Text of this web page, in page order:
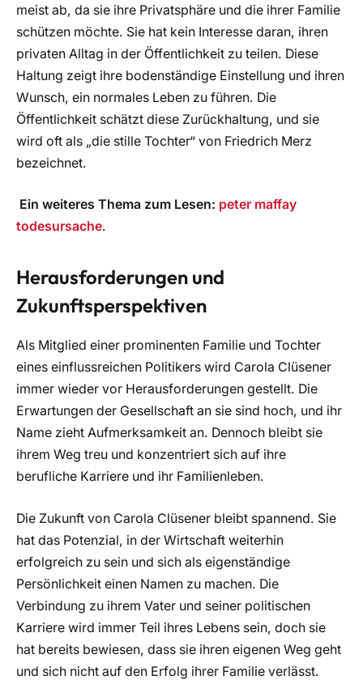
meist ab, da sie ihre Privatsphäre und die ihrer Familie
schützen möchte. Sie hat kein Interesse daran, ihren
privaten Alltag in der Öffentlichkeit zu teilen. Diese
Haltung zeigt ihre bodenständige Einstellung und ihren
Wunsch, ein normales Leben zu führen. Die
Öffentlichkeit schätzt diese Zurückhaltung, und sie
wird oft als „die stille Tochter“ von Friedrich Merz
bezeichnet.
Ein weiteres Thema zum Lesen: peter maffay
todesursache.
Herausforderungen und
Zukunftsperspektiven
Als Mitglied einer prominenten Familie und Tochter
eines einflussreichen Politikers wird Carola Clüsener
immer wieder vor Herausforderungen gestellt. Die
Erwartungen der Gesellschaft an sie sind hoch, und ihr
Name zieht Aufmerksamkeit an. Dennoch bleibt sie
ihrem Weg treu und konzentriert sich auf ihre
berufliche Karriere und ihr Familienleben.
Die Zukunft von Carola Clüsener bleibt spannend. Sie
hat das Potenzial, in der Wirtschaft weiterhin
erfolgreich zu sein und sich als eigenständige
Persönlichkeit einen Namen zu machen. Die
Verbindung zu ihrem Vater und seiner politischen
Karriere wird immer Teil ihres Lebens sein, doch sie
hat bereits bewiesen, dass sie ihren eigenen Weg geht
und sich nicht auf den Erfolg ihrer Familie verlässt.